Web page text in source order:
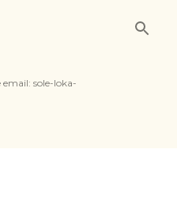
sole-loka-